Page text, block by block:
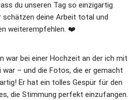
du unseren Tag so einzigartig
deine Arbeit total und
weiterempfehlen. ❤️
war bei einer Hochzeit an der ich mit
war – und die Fotos, die er gemacht
Er hat ein tolles Gespür für den
die Stimmung perfekt einzufangen.